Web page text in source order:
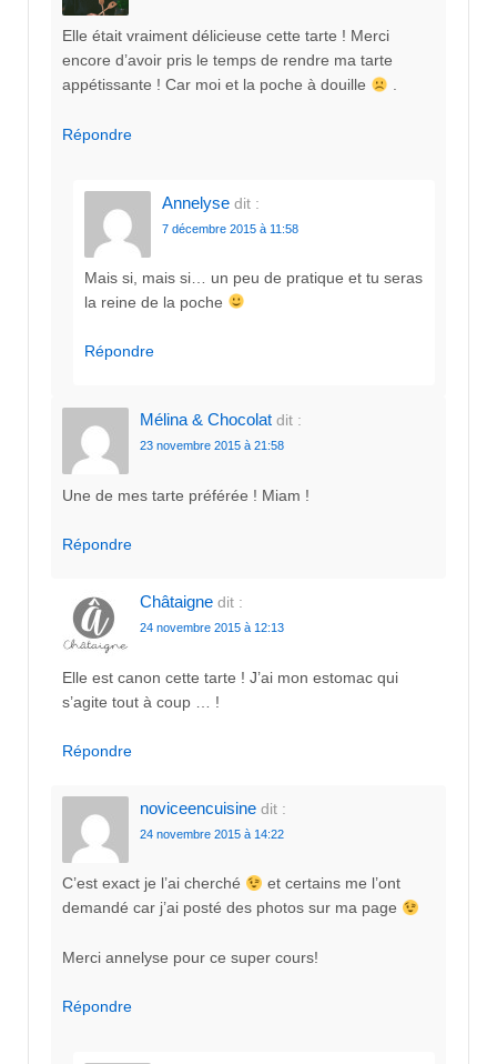
Elle était vraiment délicieuse cette tarte ! Merci
encore d’avoir pris le temps de rendre ma tarte
appétissante ! Car moi et la poche à douille
.
Répondre
Annelyse dit :
7 décembre 2015 à 11:58
Mais si, mais si… un peu de pratique et tu seras
la reine de la poche
Répondre
Mélina & Chocolat dit :
23 novembre 2015 à 21:58
Une de mes tarte préférée ! Miam !
Répondre
Châtaigne dit :
24 novembre 2015 à 12:13
Elle est canon cette tarte ! J’ai mon estomac qui
s’agite tout à coup … !
Répondre
noviceencuisine dit :
24 novembre 2015 à 14:22
C’est exact je l’ai cherché
et certains me l’ont
demandé car j’ai posté des photos sur ma page
Merci annelyse pour ce super cours!
Répondre